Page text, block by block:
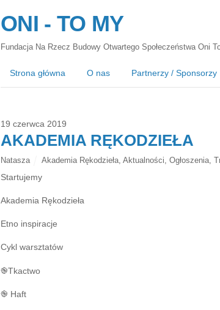
ONI - TO MY
Fundacja Na Rzecz Budowy Otwartego Społeczeństwa Oni
Strona główna O nas Partnerzy / Sponsorzy
19 czerwca 2019
AKADEMIA RĘKODZIEŁA
Natasza Akademia Rękodzieła, Aktualności Ogłoszenia,
Startujemy
Akademia Rękodzieła
Etno inspiracje
Cykl warsztatów
֎Tkactwo
֎ Haft